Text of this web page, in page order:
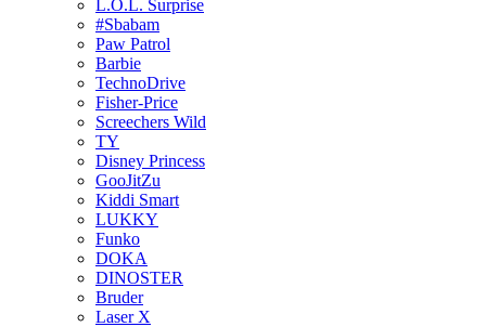
L.O.L. Surprise
#Sbabam
Paw Patrol
Barbie
TechnoDrive
Fisher-Price
Screechers Wild
TY
Disney Princess
GooJitZu
Kiddi Smart
LUKKY
Funko
DOKA
DINOSTER
Bruder
Laser X